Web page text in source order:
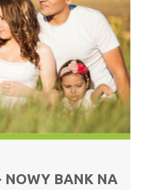
NOWY BANK NA